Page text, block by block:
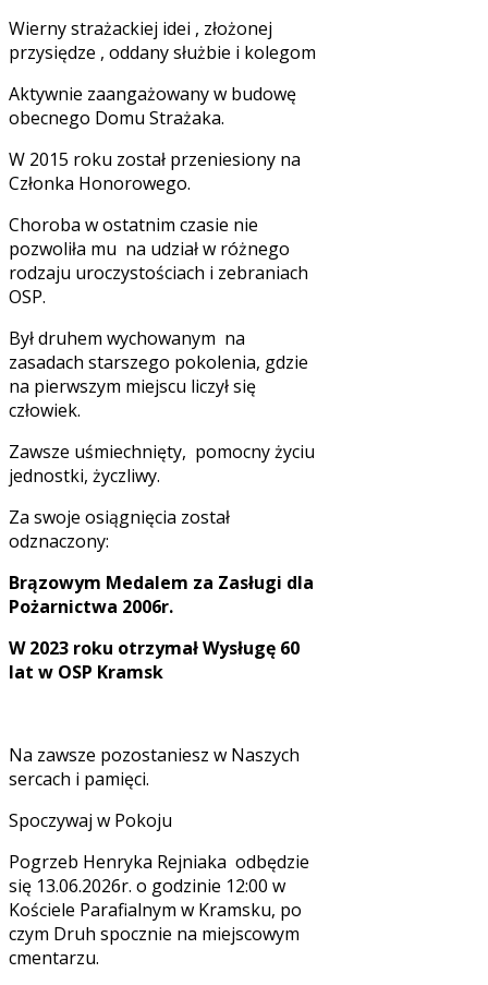
Wierny strażackiej idei , złożonej
przysiędze , oddany służbie i kolegom
Aktywnie zaangażowany w budowę
obecnego Domu Strażaka.
W 2015 roku został przeniesiony na
Członka Honorowego.
Choroba w ostatnim czasie nie
pozwoliła mu na udział w różnego
rodzaju uroczystościach i zebraniach
OSP.
Był druhem wychowanym na
zasadach starszego pokolenia, gdzie
na pierwszym miejscu liczył się
człowiek.
Zawsze uśmiechnięty, pomocny życiu
jednostki, życzliwy.
Za swoje osiągnięcia został
odznaczony:
Brązowym Medalem za Zasługi dla
Pożarnictwa 2006r.
W 2023 roku otrzymał Wysługę 60
lat w OSP Kramsk
Na zawsze pozostaniesz w Naszych
sercach i pamięci.
Spoczywaj w Pokoju
Pogrzeb Henryka Rejniaka odbędzie
się 13.06.2026r. o godzinie 12:00 w
Kościele Parafialnym w Kramsku, po
czym Druh spocznie na miejscowym
cmentarzu.